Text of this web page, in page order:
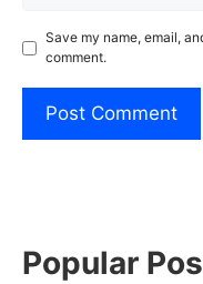
Save my name, email,
comment.
Popular Pos